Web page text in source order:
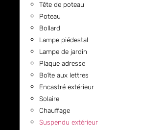
Tête de poteau
Poteau
Bollard
Lampe piédestal
Lampe de jardin
Plaque adresse
Boîte aux lettres
Encastré extérieur
Solaire
Chauffage
Suspendu extérieur